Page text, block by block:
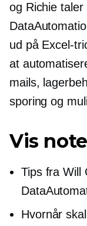
og Richie
ud på Excel-
at
mails,
sporing og
Vis
Tips fra Will
Hvornår